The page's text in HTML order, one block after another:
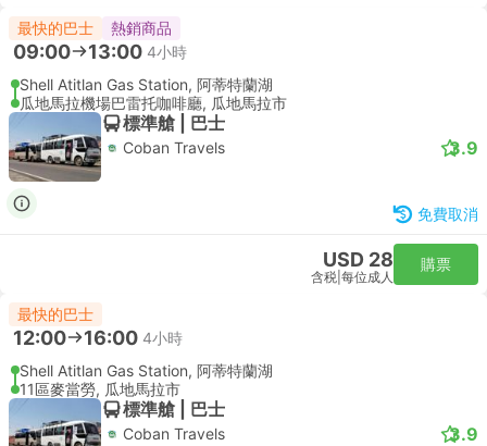
最快的巴士 熱銷商品
09:00 13:00 4小時
Shell Atitlan Gas Station, 阿蒂特蘭湖
瓜地馬拉機場巴雷托咖啡廳, 瓜地馬拉市
標準艙 | 巴士
Coban Travels 3.9
免費取消
USD 28
含税 每位成人
購票
最快的巴士
12:00 16:00 4小時
Shell Atitlan Gas Station, 阿蒂特蘭湖
11區麥當勞, 瓜地馬拉市
標準艙 | 巴士
Coban Travels 3.9